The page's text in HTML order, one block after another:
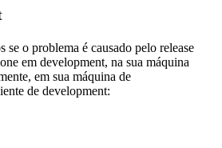
se o problema é causado pelo release
em development, na sua máquina
em sua máquina de
de development: